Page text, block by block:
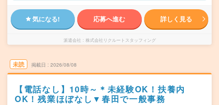
気になる! 応募へ進む 詳しく見る
派遣会社 株式会社リクルートスタッフィング
未読 掲載日 2026/08/08
【電話なし】10時～＊未経験OK！扶養内
OK！残業ほぼなし▼春田で一般事務